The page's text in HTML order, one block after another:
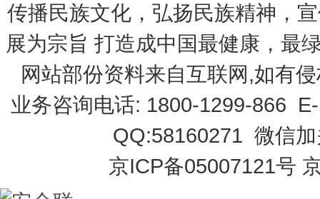
传播民族文化，弘扬民族精神，
展为宗旨 打造成中国最健康，最
网站部份资料来自互联网,如有
业务咨询电话: 1800-1299-866
QQ:58160271 微信
京ICP备05007121号